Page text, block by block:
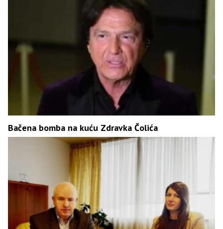
Bačena bomba na kuću Zdravka Čolića